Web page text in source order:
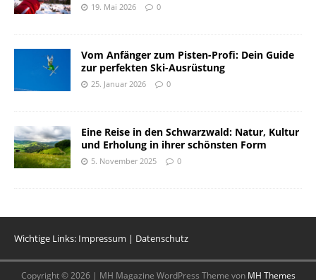
19. Mai 2026 0
Vom Anfänger zum Pisten-Profi: Dein Guide
zur perfekten Ski-Ausrüstung
25. Januar 2026 0
Eine Reise in den Schwarzwald: Natur, Kultur
und Erholung in ihrer schönsten Form
5. November 2025 0
Wichtige Links: Impressum | Datenschutz
Copyright © 2026 | MH Magazine WordPress Theme von MH Themes